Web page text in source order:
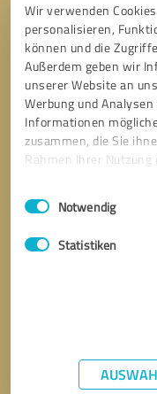
Wir verwenden
personalisieren,
können und die
Außerdem geben wir
unserer Website an
Werbung und
Informationen
zusammen, die Sie
Rahmen Ihrer Nutzung
Impressum
Einwilligungsauswahl
Notwendig
Statistiken